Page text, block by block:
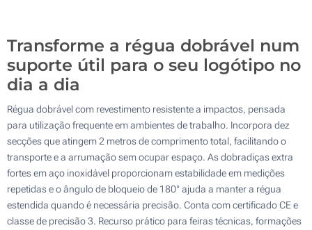
Transforme a régua dobrável num
suporte útil para o seu logótipo no
dia a dia
Régua dobrável com revestimento resistente a impactos, pensada
para utilização frequente em ambientes de trabalho. Incorpora dez
secções que atingem 2 metros de comprimento total, facilitando o
transporte e a arrumação sem ocupar espaço. As dobradiças extra
fortes em aço inoxidável proporcionam estabilidade em medições
repetidas e o ângulo de bloqueio de 180° ajuda a manter a régua
estendida quando é necessária precisão. Conta com certificado CE e
classe de precisão 3. Recurso prático para feiras técnicas, formações